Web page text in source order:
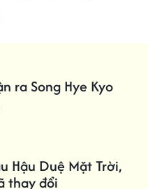
ra Song Hye Kyo
Hậu Duệ Mặt Trời,
thay đổi